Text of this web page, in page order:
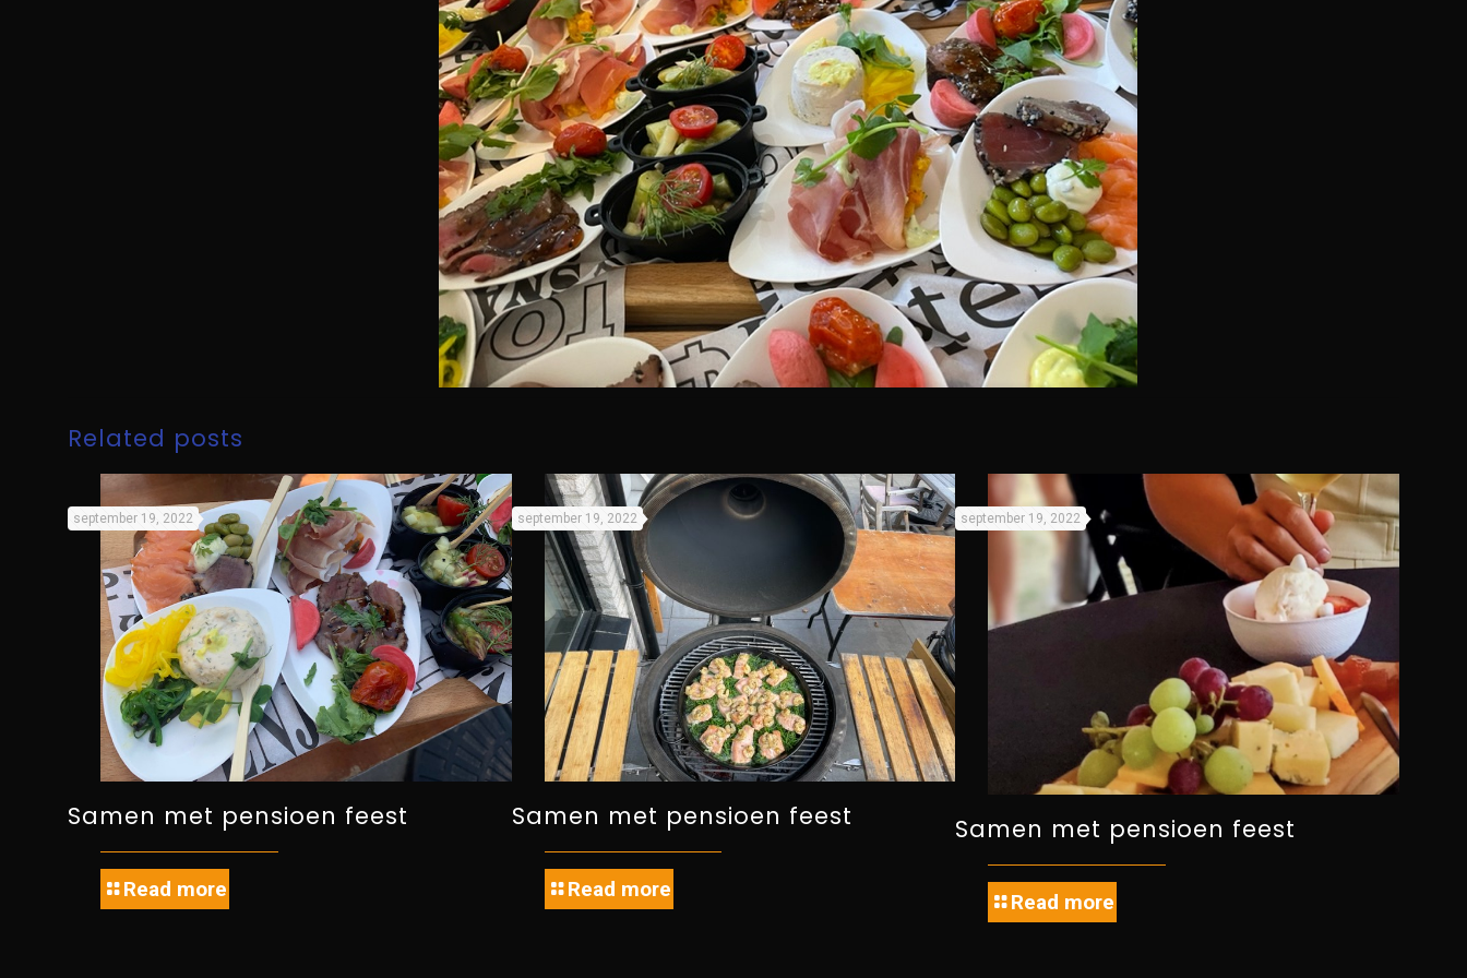
Related posts
september 19, 2022
Samen met pensioen feest
Read more
september 19, 2022
Samen met pensioen feest
Read more
september 19, 2022
Samen met pensioen feest
Read more